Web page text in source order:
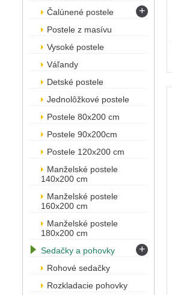
Čalúnené postele
+
Postele z masívu
Vysoké postele
Váľandy
Detské postele
Jednolôžkové postele
Postele 80x200 cm
Postele 90x200cm
Postele 120x200 cm
Manželské postele
140x200 cm
Manželské postele
160x200 cm
Manželské postele
180x200 cm
Sedačky a pohovky
+
Rohové sedačky
Rozkladacie pohovky